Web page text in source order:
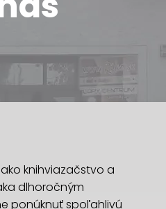
ako knihviazačstvo a
dlhoročným
ponúknuť spoľahlivú